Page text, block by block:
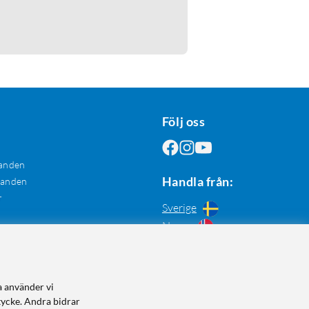
Följ oss
Handla från:
Sverige
Norge
använder vi
Andra bidrar